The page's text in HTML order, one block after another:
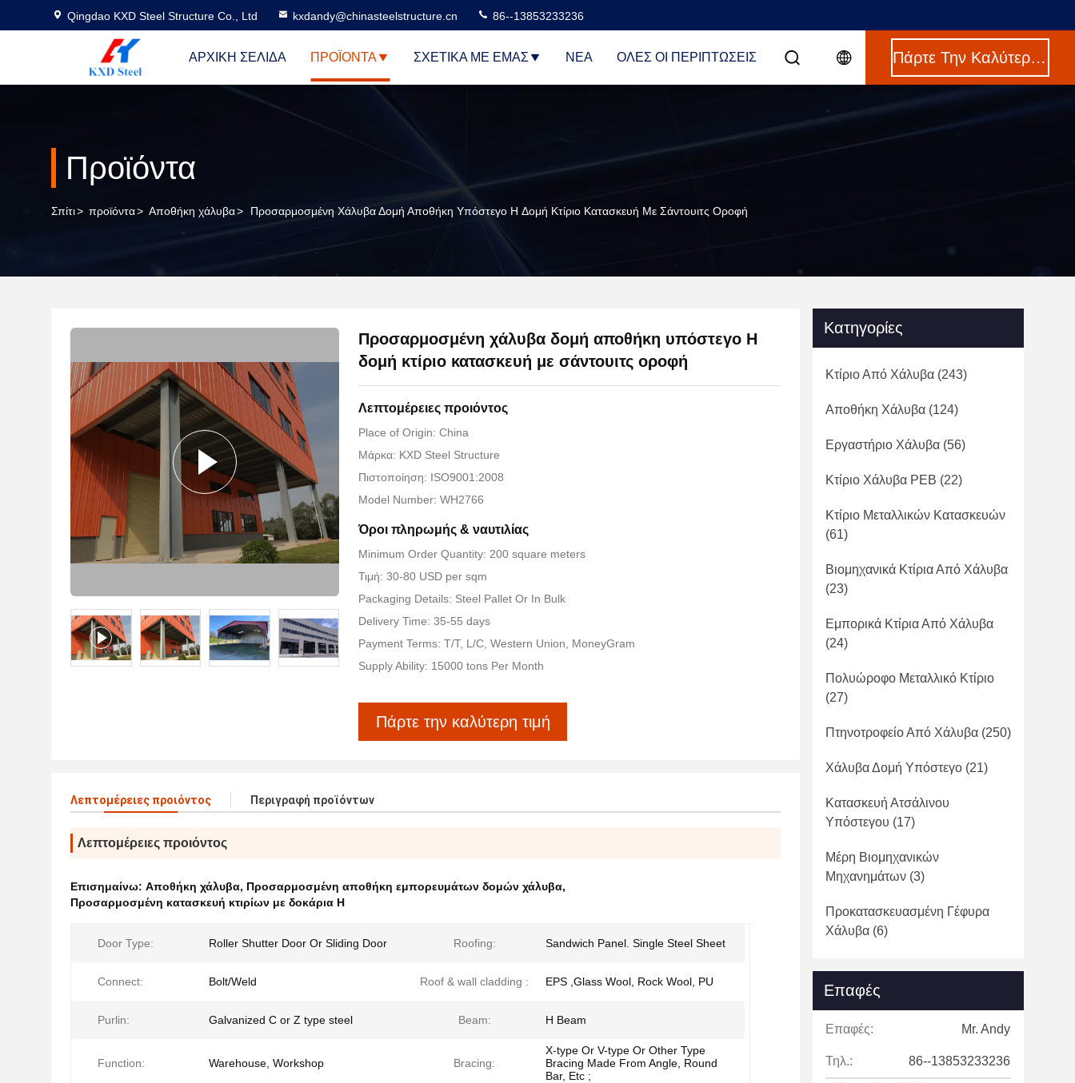
Qingdao KXD Steel Structure Co., Ltd kxdandy@chinasteelstructure.cn 86--13853233236
ΑΡΧΙΚΉ ΣΕΛΊΔΑ ΠΡΟΪΌΝΤΑ ΣΧΕΤΙΚΆ ΜΕ ΕΜΆΣ ΝΈΑ ΌΛΕΣ ΟΙ ΠΕΡΙΠΤΏΣΕΙΣ Πάρτε Την Καλύτερη Τιμή
Προϊόντα
Σπίτι> προϊόντα> Αποθήκη χάλυβα> Προσαρμοσμένη Χάλυβα Δομή Αποθήκη Υπόστεγο H Δομή Κτίριο Κατασκευή Με Σάντουιτς Οροφή
Προσαρμοσμένη χάλυβα δομή αποθήκη υπόστεγο H
δομή κτίριο κατασκευή με σάντουιτς οροφή
Λεπτομέρειες προιόντος
Place of Origin: China
Μάρκα: KXD Steel Structure
Πιστοποίηση: ISO9001:2008
Model Number: WH2766
Όροι πληρωμής & ναυτιλίας
Minimum Order Quantity: 200 square meters
Τιμή: 30-80 USD per sqm
Packaging Details: Steel Pallet Or In Bulk
Delivery Time: 35-55 days
Payment Terms: T/T, L/C, Western Union, MoneyGram
Supply Ability: 15000 tons Per Month
Πάρτε την καλύτερη τιμή
Λεπτομέρειες προιόντος Περιγραφή προϊόντων
Λεπτομέρειες προιόντος
Επισημαίνω: Αποθήκη χάλυβα, Προσαρμοσμένη αποθήκη εμπορευμάτων δομών χάλυβα,
Προσαρμοσμένη κατασκευή κτιρίων με δοκάρια H
Door Type: Roller Shutter Door Or Sliding Door Roofing: Sandwich Panel. Single Steel Sheet
Connect: Bolt/Weld Roof & wall cladding : EPS ,Glass Wool, Rock Wool, PU
Purlin: Galvanized C or Z type steel Beam: H Beam
Function: Warehouse, Workshop Bracing:
X-type Or V-type Or Other Type
Bracing Made From Angle, Round
Bar, Etc ;
Κατηγορίες
Κτίριο Από Χάλυβα (243)
Αποθήκη Χάλυβα (124)
Εργαστήριο Χάλυβα (56)
Κτίριο Χάλυβα PEB (22)
Κτίριο Μεταλλικών Κατασκευών
(61)
Βιομηχανικά Κτίρια Από Χάλυβα
(23)
Εμπορικά Κτίρια Από Χάλυβα
(24)
Πολυώροφο Μεταλλικό Κτίριο
(27)
Πτηνοτροφείο Από Χάλυβα (250)
Χάλυβα Δομή Υπόστεγο (21)
Κατασκευή Ατσάλινου
Υπόστεγου (17)
Μέρη Βιομηχανικών
Μηχανημάτων (3)
Προκατασκευασμένη Γέφυρα
Χάλυβα (6)
Επαφές
Επαφές: Mr. Andy
Τηλ.: 86--13853233236